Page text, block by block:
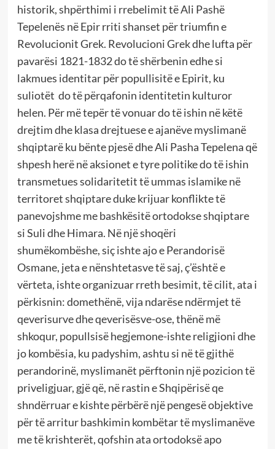
historik, shpërthimi i rrebelimit të Ali Pashë
Tepelenës në Epir rriti shanset për triumfin e
Revolucionit Grek. Revolucioni Grek dhe lufta për
pavarësi 1821-1832 do të shërbenin edhe si
lakmues identitar për popullisitë e Epirit, ku
suliotët do të përqafonin identitetin kulturor
helen. Për më tepër të vonuar do të ishin në këtë
drejtim dhe klasa drejtuese e ajanëve myslimanë
shqiptarë ku bënte pjesë dhe Ali Pasha Tepelena që
shpesh herë në aksionet e tyre politike do të ishin
transmetues solidaritetit të ummas islamike në
territoret shqiptare duke krijuar konflikte të
panevojshme me bashkësitë ortodokse shqiptare
si Suli dhe Himara. Në një shoqëri
shumëkombëshe, siç ishte ajo e Perandorisë
Osmane, jeta e nënshtetasve të saj, ç’është e
vërteta, ishte organizuar rreth besimit, të cilit, ata i
përkisnin: domethënë, vija ndarëse ndërmjet të
qeverisurve dhe qeverisësve-ose, thënë më
shkoqur, popullsisë hegjemone-ishte religjioni dhe
jo kombësia, ku padyshim, ashtu si në të gjithë
perandorinë, myslimanët përftonin një pozicion të
priveligjuar, gjë që, në rastin e Shqipërisë qe
shndërruar e kishte përbërë një pengesë objektive
për të arritur bashkimin kombëtar të myslimanëve
me të krishterët, qofshin ata ortodoksë apo